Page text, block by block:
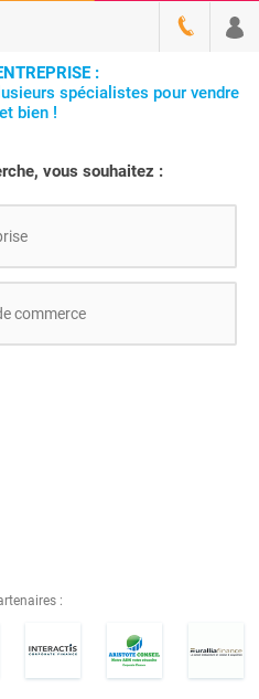
:
spécialistes pour vendre
bien !
vous souhaitez :
commerce
: